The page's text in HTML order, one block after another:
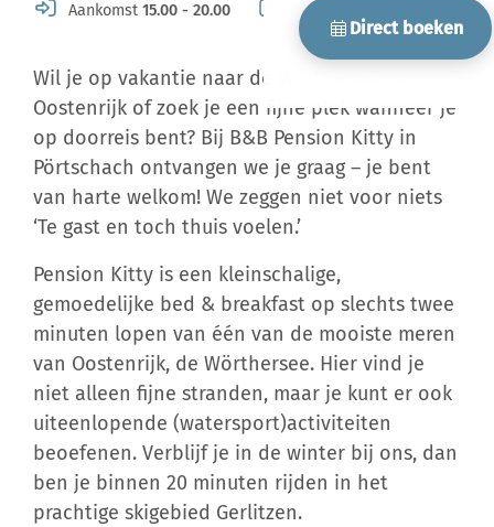
Wil je op vakantie naar de Wörthersee in
Oostenrijk of zoek je een fijne plek wanneer je
op doorreis bent? Bij B&B Pension Kitty in
Pörtschach ontvangen we je graag – je bent
van harte welkom! We zeggen niet voor niets
‘Te gast en toch thuis voelen.’
Pension Kitty is een kleinschalige,
gemoedelijke bed & breakfast op slechts twee
minuten lopen van één van de mooiste meren
van Oostenrijk, de Wörthersee. Hier vind je
niet alleen fijne stranden, maar je kunt er ook
uiteenlopende (watersport)activiteiten
beoefenen. Verblijf je in de winter bij ons, dan
ben je binnen 20 minuten rijden in het
prachtige skigebied Gerlitzen.
Aankomst 15.00 - 20.00 Vertrek
Direct boeken